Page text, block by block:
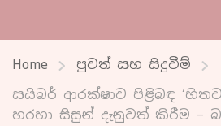
Home
පුවත් සහ සිදුවීම්
සයිබර් ආරක්ෂාව පිළිබඳ
හරහා සිසුන් දැනුවත් කිරීම –